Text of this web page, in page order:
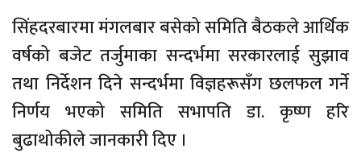
सिंहदरबारमा मंगलबार बसेको समिति बैठकले आर्थिक
वर्षको बजेट तर्जुमाका सन्दर्भमा सरकारलाई सुझाव
तथा निर्देशन दिने सन्दर्भमा विज्ञहरूसँग छलफल गर्ने
निर्णय भएको समिति सभापति डा. कृष्ण हरि
बुढाथोकीले जानकारी दिए ।